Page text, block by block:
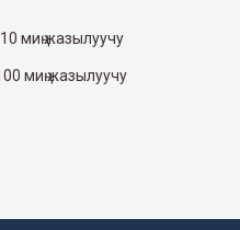
миң жазылуучу
миң жазылуучу